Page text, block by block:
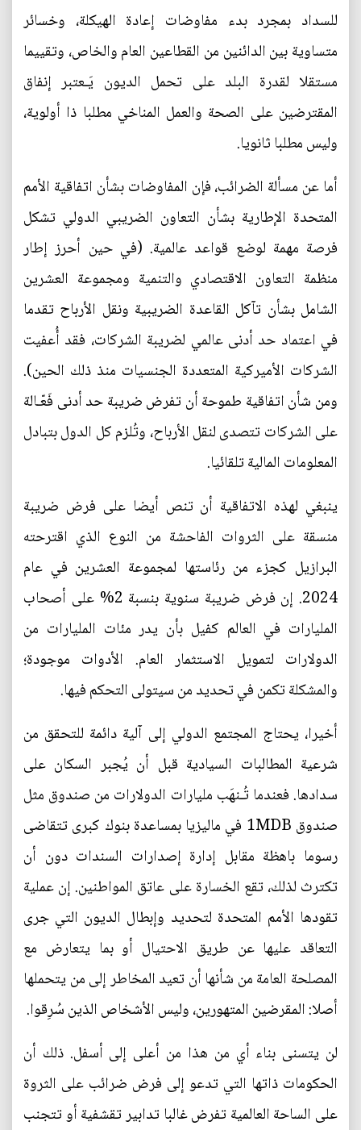
للسداد بمجرد بدء مفاوضات إعادة الهيكلة، وخسائر
متساوية بين الدائنين من القطاعين العام والخاص، وتقييما
مستقلا لقدرة البلد على تحمل الديون يَـعتبر إنفاق
المقترضين على الصحة والعمل المناخي مطلبا ذا أولوية،
وليس مطلبا ثانويا.
أما عن مسألة الضرائب، فإن المفاوضات بشأن اتفاقية الأمم
المتحدة الإطارية بشأن التعاون الضريبي الدولي تشكل
فرصة مهمة لوضع قواعد عالمية. (في حين أحرز إطار
منظمة التعاون الاقتصادي والتنمية ومجموعة العشرين
الشامل بشأن تآكل القاعدة الضريبية ونقل الأرباح تقدما
في اعتماد حد أدنى عالمي لضريبة الشركات، فقد أُعفيت
الشركات الأميركية المتعددة الجنسيات منذ ذلك الحين).
ومن شأن اتفاقية طموحة أن تفرض ضريبة حد أدنى فَعّـالة
على الشركات تتصدى لنقل الأرباح، وتُلزم كل الدول بتبادل
المعلومات المالية تلقائيا.
ينبغي لهذه الاتفاقية أن تنص أيضا على فرض ضريبة
منسقة على الثروات الفاحشة من النوع الذي اقترحته
البرازيل كجزء من رئاستها لمجموعة العشرين في عام
2024. إن فرض ضريبة سنوية بنسبة 2% على أصحاب
المليارات في العالم كفيل بأن يدر مئات المليارات من
الدولارات لتمويل الاستثمار العام. الأدوات موجودة؛
والمشكلة تكمن في تحديد من سيتولى التحكم فيها.
أخيرا، يحتاج المجتمع الدولي إلى آلية دائمة للتحقق من
شرعية المطالبات السيادية قبل أن يُجبر السكان على
سدادها. فعندما تُـنهَب مليارات الدولارات من صندوق مثل
صندوق 1MDB في ماليزيا بمساعدة بنوك كبرى تتقاضى
رسوما باهظة مقابل إدارة إصدارات السندات دون أن
تكترث لذلك، تقع الخسارة على عاتق المواطنين. إن عملية
تقودها الأمم المتحدة لتحديد وإبطال الديون التي جرى
التعاقد عليها عن طريق الاحتيال أو بما يتعارض مع
المصلحة العامة من شأنها أن تعيد المخاطر إلى من يتحملها
أصلا: المقرضين المتهورين، وليس الأشخاص الذين سُرِقوا.
لن يتسنى بناء أي من هذا من أعلى إلى أسفل. ذلك أن
الحكومات ذاتها التي تدعو إلى فرض ضرائب على الثروة
على الساحة العالمية تفرض غالبا تدابير تقشفية أو تتجنب